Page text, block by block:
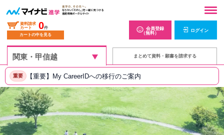
資料請求
カート
0件
カートの中を見る
会員登録
（無料）
ログイン
まとめて資料・願書を請求する
重要 【重要】My CareerIDへの移行のご案内